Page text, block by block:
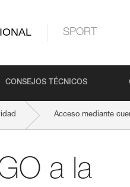
SPORT
CONSEJOS TÉCNICOS
Acceso mediante
a la